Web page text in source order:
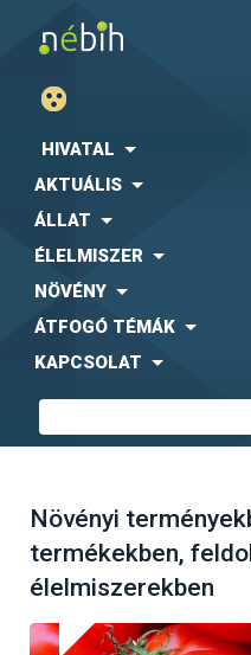
HIVATAL
AKTUÁLIS
ÁLLAT
ÉLELMISZER
NÖVÉNY
ÁTFOGÓ TÉMÁK
KAPCSOLAT
Növényi
termékekben,
élelmiszerekben